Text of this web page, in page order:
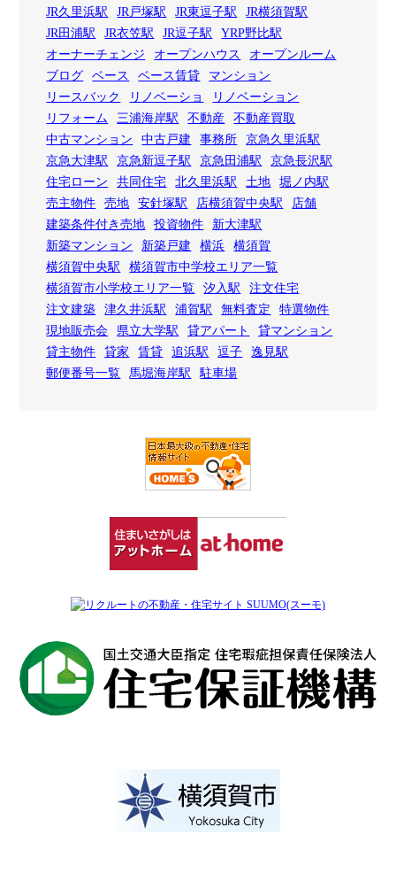
JR久里浜駅 JR戸塚駅 JR東逗子駅
JR横須賀駅
JR田浦駅
JR衣笠駅 JR逗子駅
YRP野比駅
オーナーチェンジ
オープンハウス
オープンルーム
ブログ
ベース ベース賃貸
マンション
リースバック
リノベーショ
リノベーション
リフォーム
三浦海岸駅 不動産
不動産買取
中古マンション
中古戸建 事務所
京急久里浜駅
京急大津駅
京急新逗子駅 京急田浦駅
京急長沢駅
住宅ローン
共同住宅 北久里浜駅 土地
堀ノ内駅
売主物件
売地 安針塚駅 店横須賀中央駅
店舗
建築条件付き売地
投資物件
新大津駅
新築マンション
新築戸建 横浜
横須賀
横須賀中央駅
横須賀市中学校エリア一覧
横須賀市小学校エリア一覧
汐入駅
注文住宅
注文建築
津久井浜駅 浦賀駅 無料査定
特選物件
現地販売会
県立大学駅 貸アパート
貸マンション
貸主物件
貸家 賃貸 追浜駅 逗子
逸見駅
郵便番号一覧
馬堀海岸駅 駐車場